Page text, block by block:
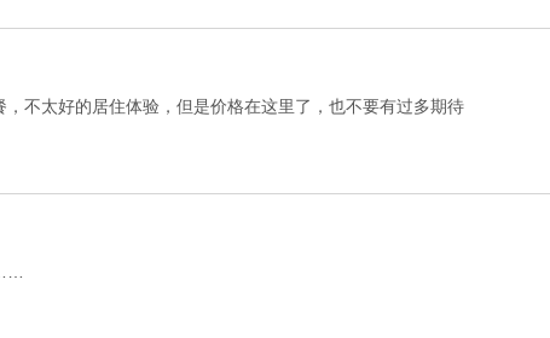
不太好的居住体验，但是价格在这里了，也不要有过多期待